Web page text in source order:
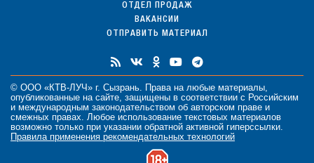
ОТДЕЛ ПРОДАЖ
ВАКАНСИИ
ОТПРАВИТЬ МАТЕРИАЛ
© ООО «КТВ-ЛУЧ» г. Сызрань. Права на любые материалы
опубликованные на сайте, защищены в соответствии с Российским
и международным законодательством об авторском праве и
смежных правах. Любое использование текстовых материалов
возможно только при указании обратной активной гиперссылки.
Правила применения рекомендательных технологий